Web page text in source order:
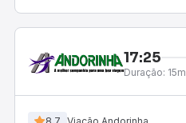
17:25
Duração: 15m
8,7 Viação Andorinha